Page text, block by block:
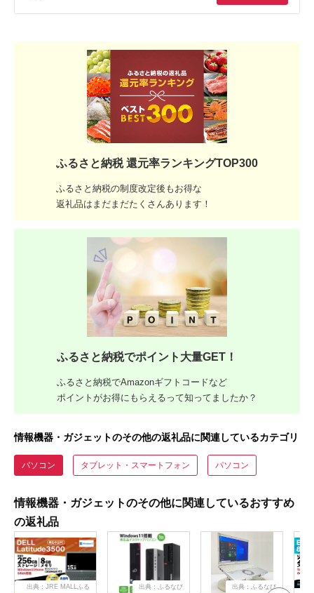
ふるさと納税 還元率ランキングTOP300
ふるさと納税の制度改定後もお得な
返礼品はまだまだたくさんあります！
ふるさと納税でポイント大量GET！
ふるさと納税でAmazonギフトコードなど
ポイントがお得にもらえるって知ってましたか？
情報機器・ガジェットのその他の返礼品に関連しているカテゴリ
パソコン タブレット・スマートフォン パソコン
情報機器・ガジェットのその他に関連しているおすすめ
の返礼品
出典：JRE MALLふる
出典：ふるなび 出典：ふるなび